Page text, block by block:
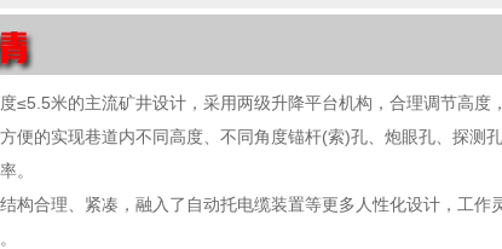
≤5.5米的主流矿井设计，采用两级升降平台机构，合理调节高度
便的实现巷道内不同高度、不同角度锚杆(索)孔、炮眼孔、探测
。
构合理、紧凑，融入了自动托电缆装置等更多人性化设计，工作